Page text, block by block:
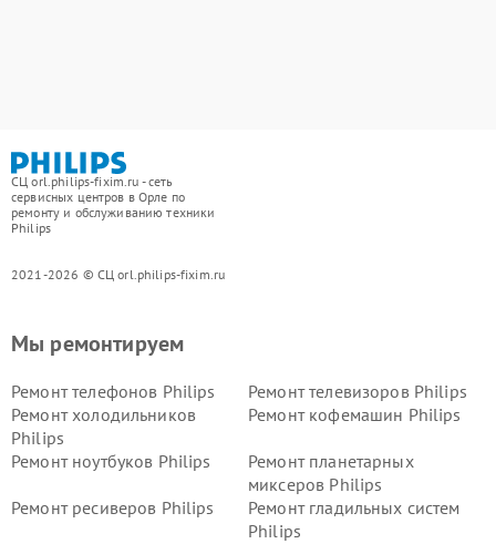
СЦ orl.philips-fixim.ru - сеть
сервисных центров в Орле по
ремонту и обслуживанию техники
Philips
2021-2026 © СЦ orl.philips-fixim.ru
Мы ремонтируем
Ремонт телефонов Philips
Ремонт телевизоров Philips
Ремонт холодильников
Philips
Ремонт кофемашин Philips
Ремонт ноутбуков Philips
Ремонт планетарных
миксеров Philips
Ремонт ресиверов Philips
Ремонт гладильных систем
Philips